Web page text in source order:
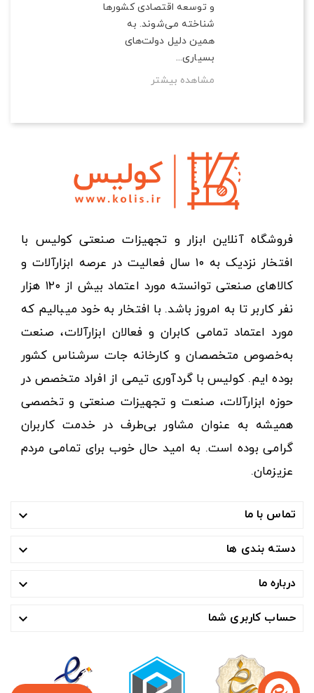
و توسعه اقتصادی کشورها
شناخته می‌شوند. به
همین دلیل دولت‌های
بسیاری...
مشاهده بیشتر
فروشگاه آنلاین ابزار و تجهیزات صنعتی کولیس با
افتخار نزدیک به ۱۰ سال فعالیت در عرصه ابزارآلات و
کالاهای صنعتی توانسته مورد اعتماد بیش از ۱۲۰ هزار
نفر کاربر تا به امروز باشد. با افتخار به خود میبالیم که
مورد اعتماد تمامی کابران و فعالان ابزارآلات، صنعت
به‌خصوص متخصصان و کارخانه جات سرشناس کشور
بوده ایم. کولیس با گردآوری تیمی از افراد متخصص در
حوزه ابزارآلات، صنعت و تجهیزات صنعتی و تخصصی
همیشه به عنوان مشاور بی‌طرف در خدمت کاربران
گرامی بوده است. به امید حال خوب برای تمامی مردم
عزیزمان.
تماس با ما 
دسته بندی ها 
درباره ما 
حساب کاربری شما 